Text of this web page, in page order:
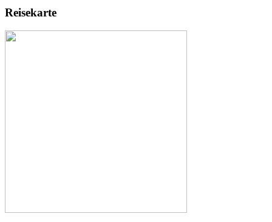
Reisekarte